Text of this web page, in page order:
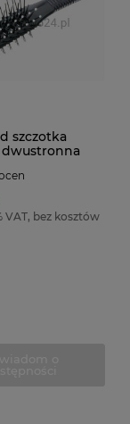
szczotka
VAT, bez kosztów